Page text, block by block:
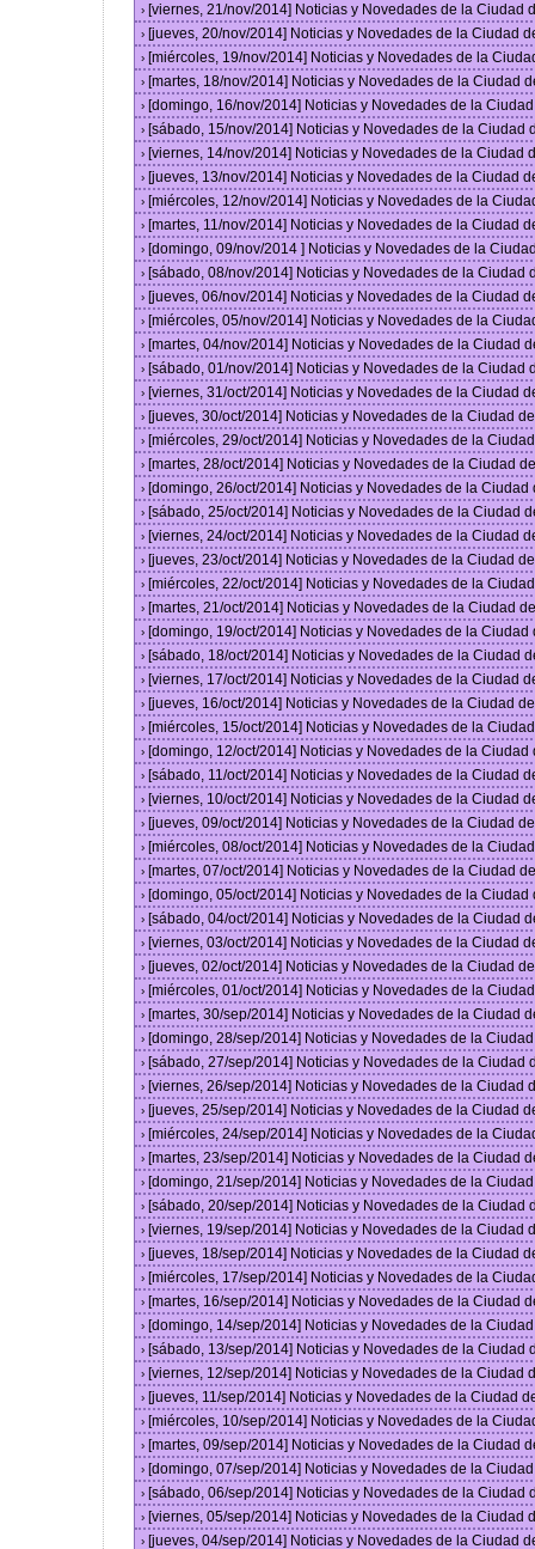
› [viernes, 21/nov/2014] Noticias y Novedades de la Ciudad
› [jueves, 20/nov/2014] Noticias y Novedades de la Ciudad
› [miércoles, 19/nov/2014] Noticias y Novedades de la
› [martes, 18/nov/2014] Noticias y Novedades de la Ciudad
› [domingo, 16/nov/2014] Noticias y Novedades de la
› [sábado, 15/nov/2014] Noticias y Novedades de la Ciudad
› [viernes, 14/nov/2014] Noticias y Novedades de la Ciudad
› [jueves, 13/nov/2014] Noticias y Novedades de la Ciudad
› [miércoles, 12/nov/2014] Noticias y Novedades de la
› [martes, 11/nov/2014] Noticias y Novedades de la Ciudad
› [domingo, 09/nov/2014 ] Noticias y Novedades de la
› [sábado, 08/nov/2014] Noticias y Novedades de la Ciudad
› [jueves, 06/nov/2014] Noticias y Novedades de la Ciudad
› [miércoles, 05/nov/2014] Noticias y Novedades de la
› [martes, 04/nov/2014] Noticias y Novedades de la Ciudad
› [sábado, 01/nov/2014] Noticias y Novedades de la Ciudad
› [viernes, 31/oct/2014] Noticias y Novedades de la Ciudad
› [jueves, 30/oct/2014] Noticias y Novedades de la Ciudad
› [miércoles, 29/oct/2014] Noticias y Novedades de la
› [martes, 28/oct/2014] Noticias y Novedades de la Ciudad
› [domingo, 26/oct/2014] Noticias y Novedades de la
› [sábado, 25/oct/2014] Noticias y Novedades de la Ciudad
› [viernes, 24/oct/2014] Noticias y Novedades de la Ciudad
› [jueves, 23/oct/2014] Noticias y Novedades de la Ciudad
› [miércoles, 22/oct/2014] Noticias y Novedades de la
› [martes, 21/oct/2014] Noticias y Novedades de la Ciudad
› [domingo, 19/oct/2014] Noticias y Novedades de la
› [sábado, 18/oct/2014] Noticias y Novedades de la Ciudad
› [viernes, 17/oct/2014] Noticias y Novedades de la Ciudad
› [jueves, 16/oct/2014] Noticias y Novedades de la Ciudad
› [miércoles, 15/oct/2014] Noticias y Novedades de la
› [domingo, 12/oct/2014] Noticias y Novedades de la
› [sábado, 11/oct/2014] Noticias y Novedades de la Ciudad
› [viernes, 10/oct/2014] Noticias y Novedades de la Ciudad
› [jueves, 09/oct/2014] Noticias y Novedades de la Ciudad
› [miércoles, 08/oct/2014] Noticias y Novedades de la
› [martes, 07/oct/2014] Noticias y Novedades de la Ciudad
› [domingo, 05/oct/2014] Noticias y Novedades de la
› [sábado, 04/oct/2014] Noticias y Novedades de la Ciudad
› [viernes, 03/oct/2014] Noticias y Novedades de la Ciudad
› [jueves, 02/oct/2014] Noticias y Novedades de la Ciudad
› [miércoles, 01/oct/2014] Noticias y Novedades de la
› [martes, 30/sep/2014] Noticias y Novedades de la Ciudad
› [domingo, 28/sep/2014] Noticias y Novedades de la
› [sábado, 27/sep/2014] Noticias y Novedades de la Ciudad
› [viernes, 26/sep/2014] Noticias y Novedades de la Ciudad
› [jueves, 25/sep/2014] Noticias y Novedades de la Ciudad
› [miércoles, 24/sep/2014] Noticias y Novedades de la
› [martes, 23/sep/2014] Noticias y Novedades de la Ciudad
› [domingo, 21/sep/2014] Noticias y Novedades de la
› [sábado, 20/sep/2014] Noticias y Novedades de la Ciudad
› [viernes, 19/sep/2014] Noticias y Novedades de la Ciudad
› [jueves, 18/sep/2014] Noticias y Novedades de la Ciudad
› [miércoles, 17/sep/2014] Noticias y Novedades de la
› [martes, 16/sep/2014] Noticias y Novedades de la Ciudad
› [domingo, 14/sep/2014] Noticias y Novedades de la
› [sábado, 13/sep/2014] Noticias y Novedades de la Ciudad
› [viernes, 12/sep/2014] Noticias y Novedades de la Ciudad
› [jueves, 11/sep/2014] Noticias y Novedades de la Ciudad
› [miércoles, 10/sep/2014] Noticias y Novedades de la
› [martes, 09/sep/2014] Noticias y Novedades de la Ciudad
› [domingo, 07/sep/2014] Noticias y Novedades de la
› [sábado, 06/sep/2014] Noticias y Novedades de la Ciudad
› [viernes, 05/sep/2014] Noticias y Novedades de la Ciudad
› [jueves, 04/sep/2014] Noticias y Novedades de la Ciudad